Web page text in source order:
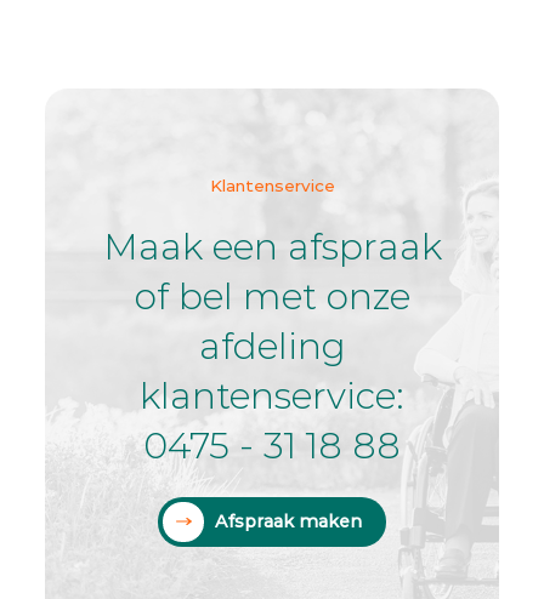
Klantenservice
Maak een afspraak
of bel met onze
afdeling
klantenservice:
0475 - 31 18 88
Afspraak maken